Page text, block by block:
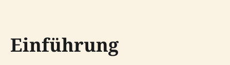
Einführung